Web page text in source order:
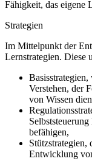
Fähigkeit, das eigene
Strategien
Im Mittelpunkt der
Lernstrategien. Diese
Verstehen, der
von Wissen
befähigen,
Entwicklung